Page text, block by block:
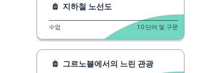
지하철 노선도
수업 10 단어 및 구문
그르노블에서의 느린 관광